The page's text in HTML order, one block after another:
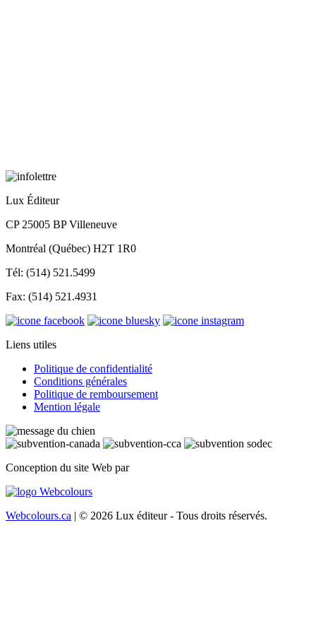
Lux Éditeur
CP 25005 BP Villeneuve
Montréal (Québec) H2T 1R0
Tél: (514) 521.5499
Fax: (514) 521.4931
Liens utiles
Politique de confidentialité
Conditions générales
Politique de remboursement
Mention légale
Conception du site Web par
Webcolours.ca | © 2026 Lux éditeur - Tous droits réservés.